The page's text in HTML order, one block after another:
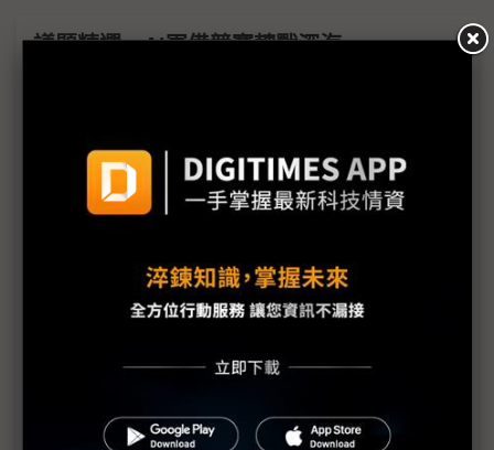
議題精選－AI軍備競賽轉戰深海
Google公布最新海底電纜計畫 TalayLink連接泰國
中美角力走向深海 海底電纜成新戰略制高點
AWS啟動Fastnet跨大西洋海底電纜計畫 強化AI與雲
Google海底電纜與資料中心雙布局 聖誕島戰略價值